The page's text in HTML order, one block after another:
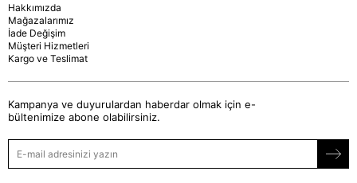
Hakkımızda
Mağazalarımız
İade Değişim
Müşteri Hizmetleri
Kargo ve Teslimat
Kampanya ve duyurulardan haberdar olmak için e-
bültenimize abone olabilirsiniz.